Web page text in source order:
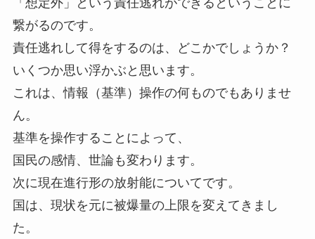
繋がるのです。
責任逃れして得をするのは、どこかでしょうか？
いくつか思い浮かぶと思います。
これは、情報（基準）操作の何ものでもありませ
ん。
基準を操作することによって、
国民の感情、世論も変わります。
次に現在進行形の放射能についてです。
国は、現状を元に被爆量の上限を変えてきまし
た。